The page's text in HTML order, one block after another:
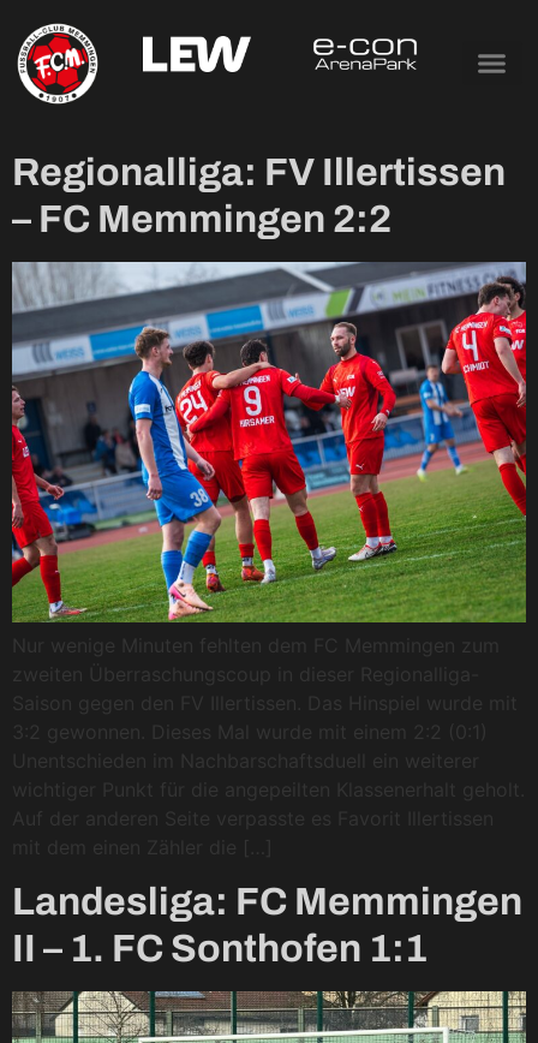
Tag:
28. Februar
2026
Regionalliga: FV Illertissen
– FC Memmingen 2:2
Nur wenige Minuten fehlten dem FC Memmingen zum
zweiten Überraschungscoup in dieser Regionalliga-
Saison gegen den FV Illertissen. Das Hinspiel wurde mit
3:2 gewonnen. Dieses Mal wurde mit einem 2:2 (0:1)
Unentschieden im Nachbarschaftsduell ein weiterer
wichtiger Punkt für die angepeilten Klassenerhalt geholt.
Auf der anderen Seite verpasste es Favorit Illertissen
mit dem einen Zähler die […]
Landesliga: FC Memmingen
II – 1. FC Sonthofen 1:1